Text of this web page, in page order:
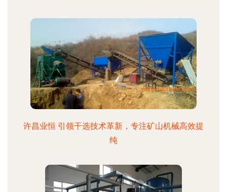
许昌业恒 引领干选技术革新，专注矿山机械高效提
纯